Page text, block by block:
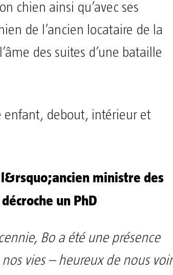
chien ainsi qu’avec ses
de l’ancien locataire de la
des suites d’une bataille
ministre des
un PhD
Bo a été une présence
vies – heureux de nous voir